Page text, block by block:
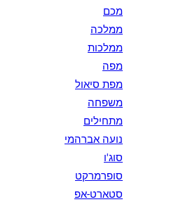
מכם
ממלכה
ממלכות
מפה
מפת סיאול
משפחה
מתחילים
נועה אברהמי
סוג'ו
סופרמרקט
סטארט-אפ